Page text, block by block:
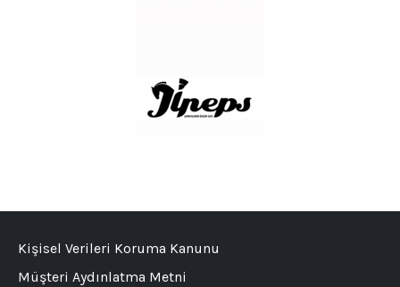
Kişisel Verileri Koruma Kanunu
Müşteri Aydınlatma Metni